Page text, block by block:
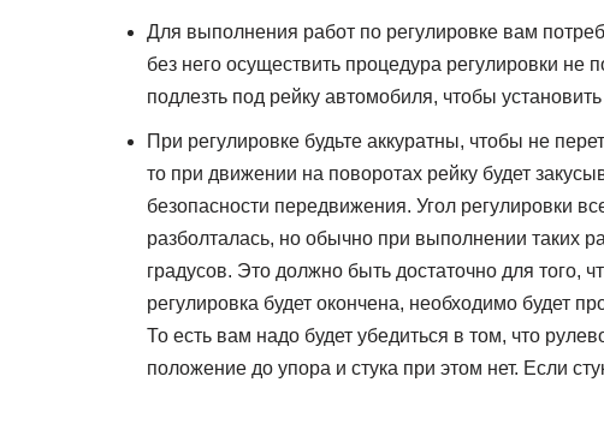
Для выполнения работ по регулировке вам
без него осуществить процедура регулировки не
подлезть под рейку автомобиля, чтобы
При регулировке будьте аккуратны, чтобы не
то при движении на поворотах рейку будет
безопасности передвижения. Угол регулировки
разболталась, но обычно при выполнении таких
градусов. Это должно быть достаточно для того,
регулировка будет окончена, необходимо будет
То есть вам надо будет убедиться в том, что
положение до упора и стука при этом нет. Если